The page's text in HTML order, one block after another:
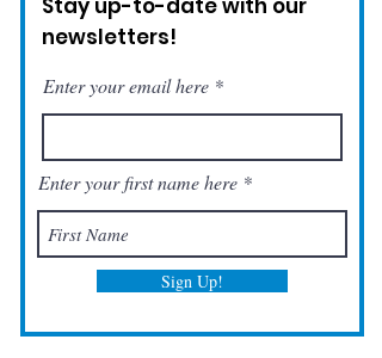
Stay up-to-date with our
newsletters!
Enter your email here
Enter your first name here
Sign Up!